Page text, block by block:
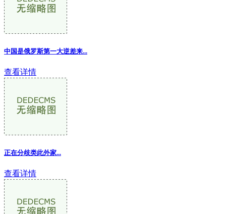
中国是俄罗斯第一大逆差来...
查看详情
正在分歧类此外家...
查看详情